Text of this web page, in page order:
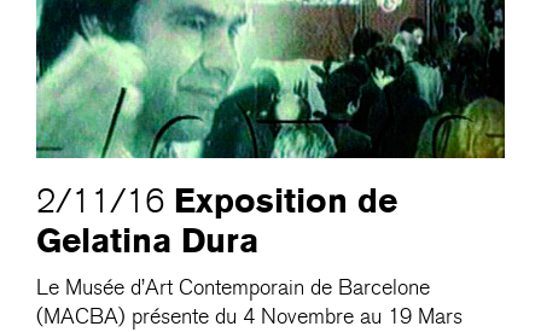
2/11/16 Exposition de
Gelatina Dura
Le Musée d’Art Contemporain de Barcelone
(MACBA) présente du 4 Novembre au 19 Mars